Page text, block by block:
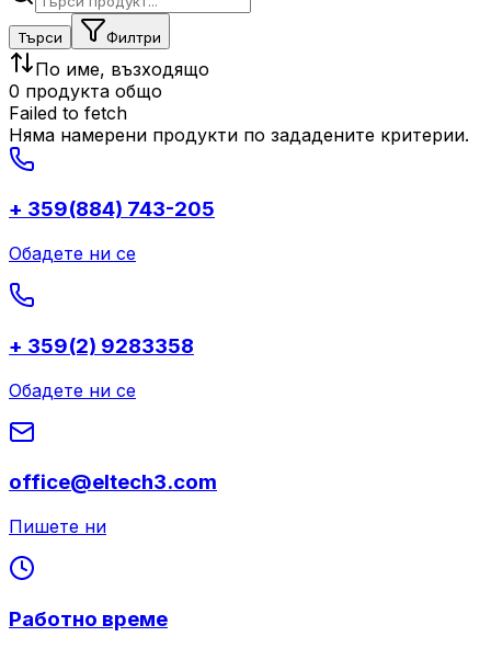
Търси Филтри
По име, възходящо
0 продукта общо
Failed to fetch
Няма намерени продукти по зададените критерии.
+ 359(884) 743-205
Обадете ни се
+ 359(2) 9283358
Обадете ни се
office@eltech3.com
Пишете ни
Работно време